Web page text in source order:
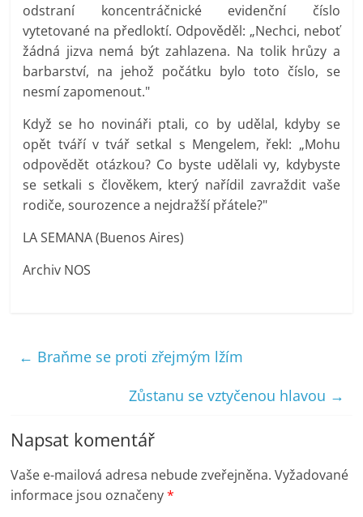
odstraní koncentráčnické evidenční číslo
vytetované na předloktí. Odpověděl: „Nechci, neboť
žádná jizva nemá být zahlazena. Na tolik hrůzy a
barbarství, na jehož počátku bylo toto číslo, se
nesmí zapomenout."
Když se ho novináři ptali, co by udělal, kdyby se
opět tváří v tvář setkal s Mengelem, řekl: „Mohu
odpovědět otázkou? Co byste udělali vy, kdybyste
se setkali s člověkem, který nařídil zavraždit vaše
rodiče, sourozence a nejdražší přátele?"
LA SEMANA (Buenos Aires)
Archiv NOS
← Braňme se proti zřejmým lžím
Zůstanu se vztyčenou hlavou →
Napsat komentář
Vaše e-mailová adresa nebude zveřejněna. Vyžadované
informace jsou označeny*